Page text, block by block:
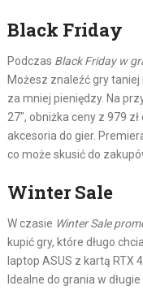
Black Friday
Podczas Black Friday w
Możesz znaleźć gry
za mniej pieniędzy. Na
27″, obniżka ceny z 979 zł
akcesoria do gier.
co może skusić do
Winter Sale
W czasie Winter Sale
kupić gry, które długo
laptop ASUS z kartą RTX
Idealne do grania w